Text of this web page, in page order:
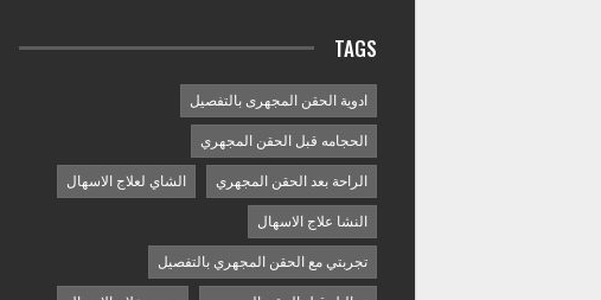
TAGS
ادوية الحقن المجهرى بالتفصيل
الحجامه قبل الحقن المجهري
الراحة بعد الحقن المجهري الشاي لعلاج الاسهال
النشا علاج الاسهال
تجربتي مع الحقن المجهري بالتفصيل